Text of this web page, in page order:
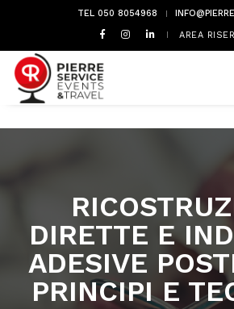
TEL 050 8054968
AREA
DIRETTE E
ADESIVE
PRINCIPI E